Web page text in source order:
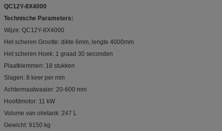
QC12Y-8X4000
Technische Parameters:
Wijze: QC12Y-8X4000
Het scheren Grootte: dikte 6mm, lengte 4000mm
Het scheren Hoek: 1 graad 30 seconden
Plaatklemmen: 18 stukken
Slagen: 8 keer per min
Achtermaatwaaier: 20-600 mm
Hoofdmotor: 11 kW
Volume van olietank: 247 L
Gewicht: 9150 kg